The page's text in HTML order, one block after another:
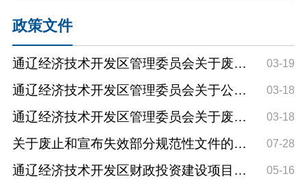
政策文件
通辽经济技术开发区管理委员会关于废止
通经技党政综办发〔202...
03-19
通辽经济技术开发区管理委员会关于公布
2025年本级行政权力事...
03-18
通辽经济技术开发区管理委员会关于废止
通经技党政综办字〔202...
03-18
关于废止和宣布失效部分规范性文件的通
知
07-28
通辽经济技术开发区财政投资建设项目评
05-16